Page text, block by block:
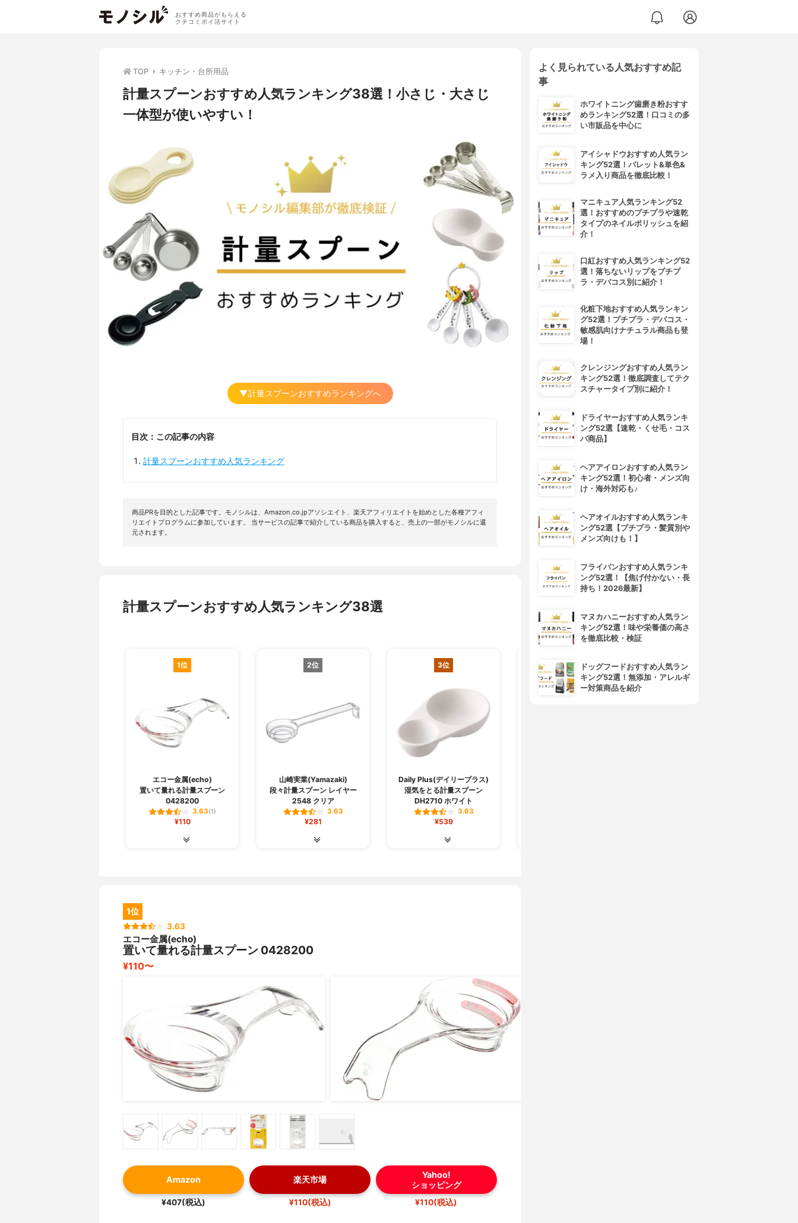
おすすめ商品がもらえる
クチコミポイ活サイト
TOP キッチン・台所用品
計量スプーンおすすめ人気ランキング38選！小さじ・大さじ
一体型が使いやすい！
▼計量スプーンおすすめランキングへ
目次：この記事の内容
計量スプーンおすすめ人気ランキング
商品PRを目的とした記事です。モノシルは、Amazon.co.jpアソシエイト、楽天アフィリエイトを始めとした各種アフィ
リエイトプログラムに参加しています。 当サービスの記事で紹介している商品を購入すると、売上の一部がモノシルに還
元されます。
計量スプーンおすすめ人気ランキング38選
1位
エコー金属(echo)
置いて量れる計量スプーン
0428200
3.63(1)
¥110
2位
山崎実業(Yamazaki)
段々計量スプーン レイヤー
2548 クリア
3.63
¥281
3位
Daily Plus(デイリープラス)
湿気をとる計量スプーン
DH2710 ホワイト
3.63
¥539
4位
1位
3.63
エコー金属(echo)
置いて量れる計量スプーン 0428200
¥110〜
Amazon
¥407(税込)
楽天市場
¥110(税込)
Yahoo!
ショッピング
¥110(税込)
よく見られている人気おすすめ記
事
ホワイトニング歯磨き粉おすす
めランキング52選！口コミの多
い市販品を中心に
アイシャドウおすすめ人気ラン
キング52選！パレット&単色&
ラメ入り商品を徹底比較！
マニキュア人気ランキング52
選！おすすめのプチプラや速乾
タイプのネイルポリッシュを紹
介！
口紅おすすめ人気ランキング52
選！落ちないリップをプチプ
ラ・デパコス別に紹介！
化粧下地おすすめ人気ランキン
グ52選！プチプラ・デパコス・
敏感肌向けナチュラル商品も登
場！
クレンジングおすすめ人気ラン
キング52選！徹底調査してテク
スチャータイプ別に紹介！
ドライヤーおすすめ人気ランキ
ング52選【速乾・くせ毛・コス
パ商品】
ヘアアイロンおすすめ人気ラン
キング52選！初心者・メンズ向
け・海外対応も♪
ヘアオイルおすすめ人気ランキ
ング52選【プチプラ・髪質別や
メンズ向けも！】
フライパンおすすめ人気ランキ
ング52選！【焦げ付かない・長
持ち！2026最新】
マヌカハニーおすすめ人気ラン
キング52選！味や栄養価の高さ
を徹底比較・検証
ドッグフードおすすめ人気ラン
キング52選！無添加・アレルギ
ー対策商品を紹介